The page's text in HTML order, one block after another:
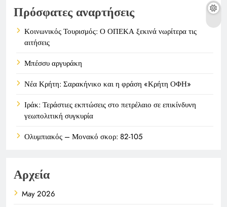
Πρόσφατες αναρτήσεις
Κοινωνικός Τουρισμός: Ο ΟΠΕΚΑ ξεκινά νωρίτερα τις
αιτήσεις
Μπέσσυ αργυράκη
Νέα Κρήτη: Σαρακήνικο και η φράση «Κρήτη ΟΦΗ»
Ιράκ: Τεράστιες εκπτώσεις στο πετρέλαιο σε επικίνδυνη
γεωπολιτική συγκυρία
Ολυμπιακός – Μονακό σκορ: 82-105
Αρχεία
May 2026